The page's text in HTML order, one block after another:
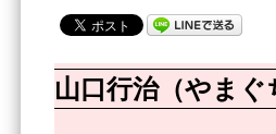
山口行治（やまぐ